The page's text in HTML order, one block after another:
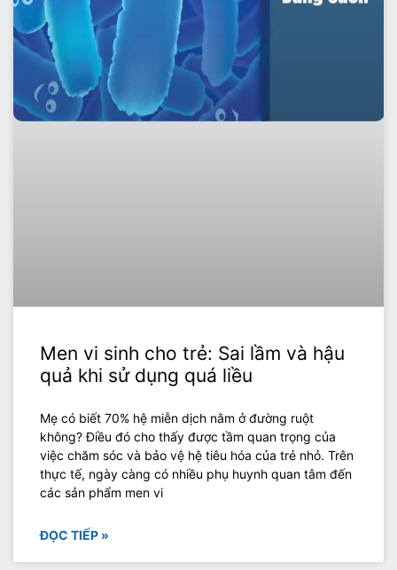
Men vi sinh cho trẻ: Sai lầm và hậu
quả khi sử dụng quá liều
Mẹ có biết 70% hệ miễn dịch nằm ở đường ruột
không? Điều đó cho thấy được tầm quan trọng của
việc chăm sóc và bảo vệ hệ tiêu hóa của trẻ nhỏ. Trên
thực tế, ngày càng có nhiều phụ huynh quan tâm đến
các sản phẩm men vi
ĐỌC TIẾP »